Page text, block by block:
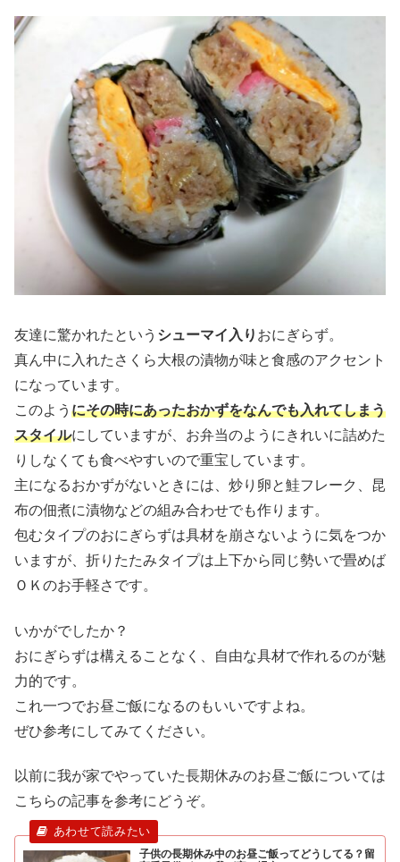
友達に驚かれたという シューマイ入り おにぎらず。
真ん中に入れたさくら大根の漬物が味と食感のアクセント
になっています。
このよう にその時にあったおかずをなんでも入れてしまう
スタイルにしていますが、お弁当のようにきれいに詰めた
りしなくても食べやすいので重宝しています。
主になるおかずがないときには、炒り卵と鮭フレーク、昆
布の佃煮に漬物などの組み合わせでも作ります。
包むタイプのおにぎらずは具材を崩さないように気をつか
いますが、折りたたみタイプは上下から同じ勢いで畳めば
ＯＫのお手軽さです。
いかがでしたか？
おにぎらずは構えることなく、自由な具材で作れるのが魅
力的です。
これ一つでお昼ご飯になるのもいいですよね。
ぜひ参考にしてみてください。
以前に我が家でやっていた長期休みのお昼ご飯については
こちらの記事を参考にどうぞ。
子供の長期休み中のお昼ご飯ってどうしてる？留